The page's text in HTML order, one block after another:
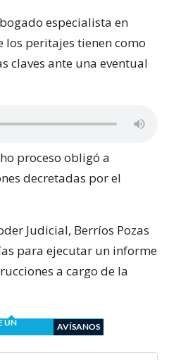
especialista en
peritajes tienen como
claves ante una eventual
proceso obligó a
decretadas por el
Judicial, Berríos Pozas
para ejecutar un informe
a cargo de la
UN
AVÍSANOS